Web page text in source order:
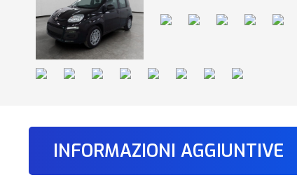
INFORMAZIONI AGGIUNTIVE